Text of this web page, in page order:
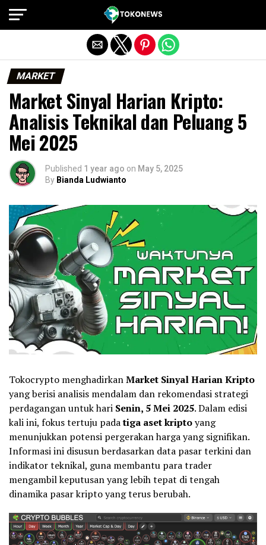
MARKET
Market Sinyal Harian Kripto:
Analisis Teknikal dan Peluang 5
Mei 2025
Published 1 year ago on May 5, 2025
By Bianda Ludwianto
Tokocrypto menghadirkanMarket Sinyal Harian Kripto
yang berisi analisis mendalam dan rekomendasi strategi
perdagangan untuk hari Senin, 5 Mei 2025. Dalam edisi
kali ini, fokus tertuju padatiga aset kriptoyang
menunjukkan potensi pergerakan harga yang signifikan.
Informasi ini disusun berdasarkan data pasar terkini dan
indikator teknikal, guna membantu para trader
mengambil keputusan yang lebih tepat di tengah
dinamika pasar kripto yang terus berubah.
Exit mobile version